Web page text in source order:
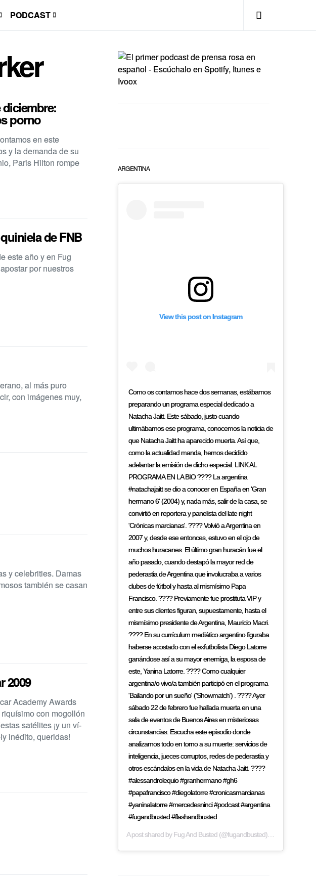
PODCAST
porno
en este
y la demanda de su
Paris Hilton rompe
de FNB
este año y en Fug
por nuestros
al más puro
con imágenes muy,
y celebrities. Damas
también se casan
2009
Academy Awards
con mogollón
satélites ¡y un ví­
inédito, queridas!
ARGENTINA
View this post on Instagram
Como os contamos hace dos semanas, estábamos
preparando un programa especial dedicado a
Natacha Jaitt. Este sábado, justo cuando
ultimábamos ese programa, conocemos la noticia de
que Natacha Jaitt ha aparecido muerta. Así que,
como la actualidad manda, hemos decidido
adelantar la emisión de dicho especial. LINK AL
PROGRAMA EN LA BIO ???? La argentina
#natachajaitt se dio a conocer en España en 'Gran
hermano 6' (2004) y, nada más, salir de la casa, se
convirtió en reportera y panelista del late night
'Crónicas marcianas'. ???? Volvió a Argentina en
2007 y, desde ese entonces, estuvo en el ojo de
muchos huracanes. El último gran huracán fue el
año pasado, cuando destapó la mayor red de
pederastia de Argentina que involucraba a varios
clubes de fútbol y hasta al mismísimo Papa
Francisco. ???? Previamente fue prostituta VIP y
entre sus clientes figuran, supuestamente, hasta el
mismísimo presidente de Argentina, Mauricio Macri.
???? En su currículum mediático argentino figuraba
haberse acostado con el exfutbolista Diego Latorre
ganándose así a su mayor enemiga, la esposa de
este, Yanina Latorre. ???? Como cualquier
argentina/o vivo/a también participó en el programa
'Bailando por un sueño' ('Showmatch') . ???? Ayer
sábado 22 de febrero fue hallada muerta en una
sala de eventos de Buenos Aires en misteriosas
circunstancias. Escucha este episodio donde
analizamos todo en torno a su muerte: servicios de
inteligencia, jueces corruptos, redes de pederastia y
otros escándalos en la vida de Natacha Jaitt. ????
#alessandrolequio #granhermano #gh6
#papafrancisco #diegolatorre #cronicasmarcianas
#yaninalatorre #mercedesninci #podcast #argentina
#fugandbusted #flashandbusted
A post shared byFug And Busted(@fugandbusted) on